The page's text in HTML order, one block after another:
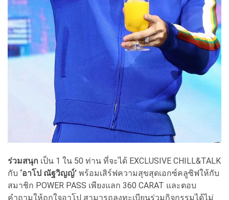
ร่วมสนุก เป็น 1 ใน 50 ท่าน ที่จะได้ EXCLUSIVE CHILL&TALK
กับ ‘อาโป ณัฐวิญญ์’ พร้อมเสิร์ฟความสุขสุดเอกซ์คลูซิฟให้กับ
สมาชิก POWER PASS เพียงแลก 360 CARAT และตอบ
คำถามให้ถูกใจอาโป สามารถลงทะเบียนร่วมกิจกรรมได้ไม่